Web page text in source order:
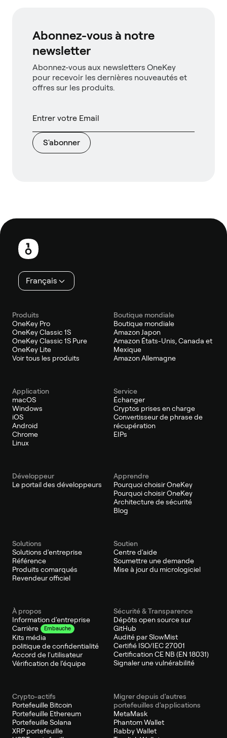
Abonnez-vous à notre
newsletter
Abonnez-vous aux newsletters OneKey
pour recevoir les dernières nouveautés et
offres sur les produits.
S'abonner
Pied
page
Français
Produits
OneKey Pro
OneKey Classic 1S
OneKey Classic 1S Pure
OneKey Lite
Voir tous les produits
Boutique mondiale
Boutique mondiale
Amazon Japon
Amazon États-Unis, Canada et
Mexique
Amazon Allemagne
Application
macOS
Windows
iOS
Android
Chrome
Linux
Service
Échanger
Cryptos prises en charge
Convertisseur de phrase de
récupération
EIPs
Développeur
Le portail des développeurs
Apprendre
Pourquoi choisir OneKey
Pourquoi choisir OneKey
Architecture de sécurité
Blog
Solutions
Solutions d'entreprise
Référence
Produits comarqués
Revendeur officiel
Soutien
Centre d'aide
Soumettre une demande
Mise à jour du micrologiciel
À propos
Information d'entreprise
Carrière
Embauche
Kits média
politique de confidentialité
Accord de l'utilisateur
Vérification de l'équipe
Sécurité & Transparence
Dépôts open source sur
GitHub
Audité par SlowMist
Certifié ISO/IEC 27001
Certification CE NB (EN 18031)
Signaler une vulnérabilité
Crypto-actifs
Portefeuille Bitcoin
Portefeuille Ethereum
Portefeuille Solana
XRP portefeuille
Migrer depuis d'autres
portefeuilles d'applications
MetaMask
Phantom Wallet
Rabby Wallet